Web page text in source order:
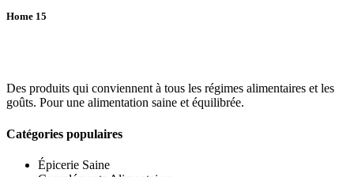
Home 15
Des produits qui conviennent à tous les régimes alimentaires et les
goûts. Pour une alimentation saine et équilibrée.
Catégories populaires
Épicerie Saine